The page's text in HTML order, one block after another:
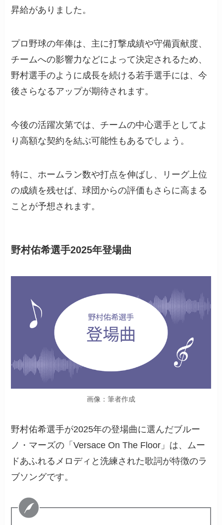
昇給がありました。
プロ野球の年俸は、主に打撃成績や守備貢献度、
チームへの影響力などによって決定されるため、
野村選手のように成長を続ける若手選手には、今
後さらなるアップが期待されます。
今後の活躍次第では、チームの中心選手としてよ
り高額な契約を結ぶ可能性もあるでしょう。
特に、ホームラン数や打点を伸ばし、リーグ上位
の成績を残せば、球団からの評価もさらに高まる
ことが予想されます。
野村佑希選手2025年登場曲
画像：筆者作成
野村佑希選手が2025年の登場曲に選んだブルー
ノ・マーズの「Versace On The Floor」は、ムー
ドあふれるメロディと洗練された歌詞が特徴のラ
ブソングです。